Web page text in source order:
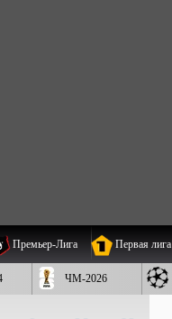
Премьер-Лига Первая лига
ЧМ-2026